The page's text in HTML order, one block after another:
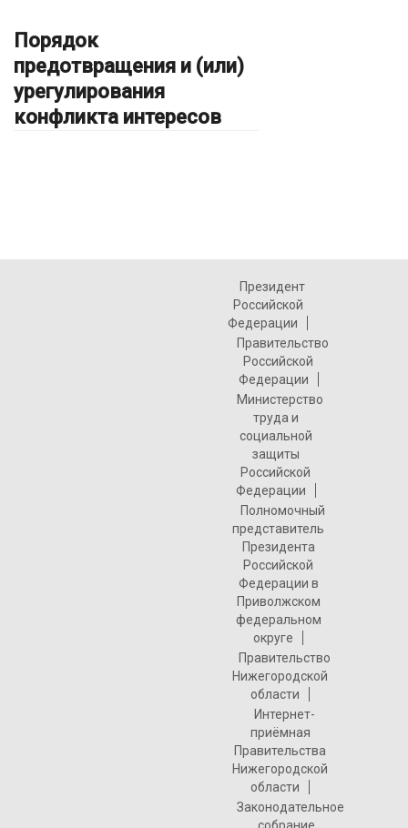
Порядок
предотвращения и (или)
урегулирования
конфликта интересов
Президент
Российской
Федерации
Правительство
Российской
Федерации
Министерство
труда и
социальной
защиты
Российской
Федерации
Полномочный
представитель
Президента
Российской
Федерации в
Приволжском
федеральном
округе
Правительство
Нижегородской
области
Интернет-
приёмная
Правительства
Нижегородской
области
Законодательное
собрание